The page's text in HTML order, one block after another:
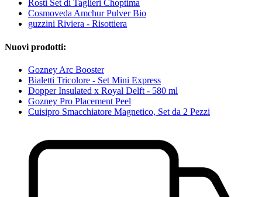
Rosti Set di Taglieri Choptima
Cosmoveda Amchur Pulver Bio
guzzini Riviera - Risottiera
Nuovi prodotti:
Gozney Arc Booster
Bialetti Tricolore - Set Mini Express
Dopper Insulated x Royal Delft - 580 ml
Gozney Pro Placement Peel
Cuisipro Smacchiatore Magnetico, Set da 2 Pezzi